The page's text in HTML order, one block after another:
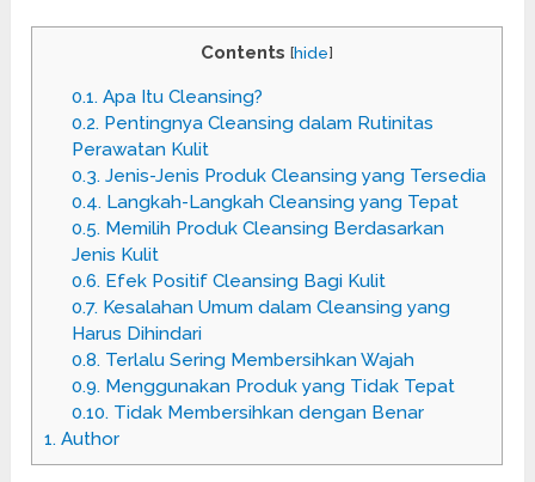
Contents [hide]
0.1.Apa Itu Cleansing?
0.2.Pentingnya Cleansing dalam Rutinitas
Perawatan Kulit
0.3.Jenis-Jenis Produk Cleansing yang Tersedia
0.4.Langkah-Langkah Cleansing yang Tepat
0.5.Memilih Produk Cleansing Berdasarkan
Jenis Kulit
0.6.Efek Positif Cleansing Bagi Kulit
0.7.Kesalahan Umum dalam Cleansing yang
Harus Dihindari
0.8.Terlalu Sering Membersihkan Wajah
0.9.Menggunakan Produk yang Tidak Tepat
0.10.Tidak Membersihkan dengan Benar
1. Author